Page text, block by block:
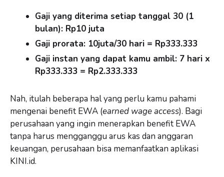
Gaji yang diterima setiap tanggal 30 (1
bulan): Rp10 juta
Gaji prorata: 10juta/30 hari = Rp333.333
Gaji instan yang dapat kamu ambil: 7 hari x
Rp333.333 = Rp2.333.333
Nah, itulah beberapa hal yang perlu kamu pahami
mengenai benefit EWA (earned wage access). Bagi
perusahaan yang ingin menerapkan benefit EWA
tanpa harus mengganggu arus kas dan anggaran
keuangan, perusahaan bisa memanfaatkan aplikasi
KINI.id.